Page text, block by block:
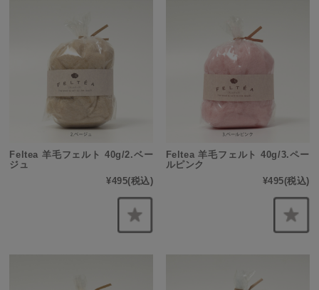
Feltea 羊毛フェルト 40g/2.ベー
ジュ
¥495(税込)
Feltea 羊毛フェルト 40g/3.ペー
ルピンク
¥495(税込)